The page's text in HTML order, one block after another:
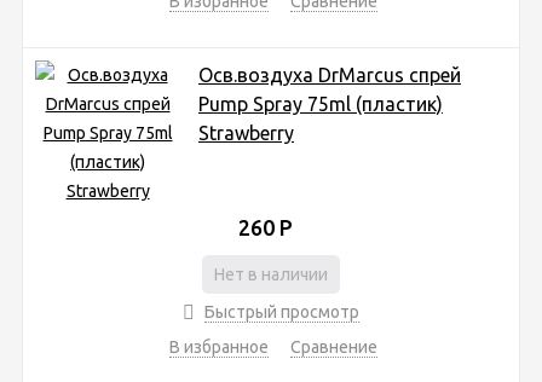
Осв.воздуха DrMarcus спрей
Pump Spray 75ml (пластик)
Strawberry
260 Р
Нет в наличии
Быстрый просмотр
В избранное
Сравнение